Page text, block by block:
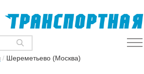
/ Шереметьево (Москва)